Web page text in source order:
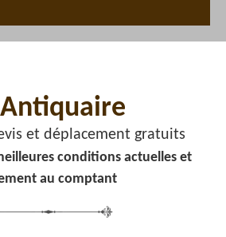
Antiquaire
et déplacement gratuits
conditions actuelles et
au comptant